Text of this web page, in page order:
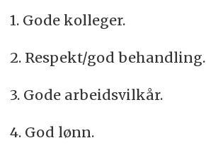
1. Gode kolleger.
2. Respekt/god behandling.
3. Gode arbeidsvilkår.
4. God lønn.